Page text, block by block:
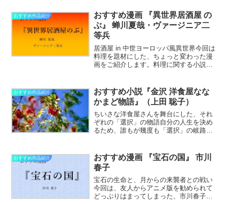
古来の伝統と現代的な軽やかさが共存す
る、そんな不思議な魅………………～続
きを読む～
おすすめ作品紹介
おすすめ漫画 『異世界居酒屋 の
ぶ』 蝉川夏哉・ヴァージニア二
等兵
居酒屋 in 中世ヨーロッパ風異世界今回は
料理を題材にした、ちょっと変わった漫
画をご紹介します。料理に関する小説を
『異世界居酒屋 のぶ』です。ライトノベ
ルといえば「異世………………～続きを
読む～
おすすめ作品紹介
おすすめ小説『金沢 洋食屋なな
かまど物語』（上田 聡子）
ちいさな洋食屋さんを舞台にした、それ
ぞれの「選択」の物語自分の人生を決め
るため、誰もが幾度も「選択」の岐路に
けれども、どうしても左を選ばなくては
ならない理由がある……。………………
～続きを読む～
おすすめ作品紹介
おすすめ漫画 『宝石の国』 市川
春子
宝石の生命と、月からの来襲者との戦い
今回は、友人からアニメ版を勧められて
どっぷりはまってしまった、市川春子さ